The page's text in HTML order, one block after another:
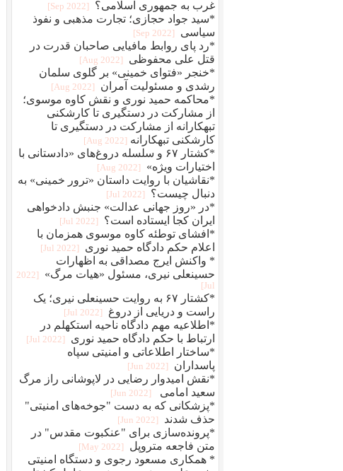
غرب به جمهوری اسلامی؟
[2022 Sep]
*سید جواد حجازی؛ تجارت مذهبی و نفوذ
سیاسی
[2022 Sep]
*رد پای روابط مافيایی صاحبان قدرت در
قتل علی محفوظی
[2022 Aug]
*خنجر «فتوای خمینی» بر گلوی سلمان
رشدی و مسئولیت آمران
[2022 Aug]
*محاکمه حمید نوری و نقش کاوه موسوی؛
از مشارکت در دستگیری تا کارشکنی
تبهکارانه از مشارکت در دستگیری تا
کارشکنی تبهکارانه [2022 Aug]
*کشتار ۶۷ و سلسله دروغ‌های «دادستانی با
اختیارات ویژه»
[2022 Aug]
*نقاشیان با روایت داستان «ترور خمینی» به
دنبال چیست؟
[2022 Jul]
*در «روز جهانی عدالت» جنبش دادخواهی
ایران کجا ایستاده است؟
[2022 Jul]
*افشای توطئه کاوه موسوی همزمان با
اعلام حکم دادگاه حمید نوری
[2022 Jul]
* واکنش ایرج مصداقی به اظهارات
حسینعلی نیری، مسئول «هیات مرگ»
[2022
Jul]
*کشتار ۶۷ به روایت حسینعلی نیری؛ یک
راست و دریایی از دروغ
[2022 Jul]
*اطلاعیه مهم دادگاه ناحیه استکهلم در
ارتباط با حکم دادگاه حمید نوری
[2022 Jul]
*ساختار اطلاعاتی و امنیتی سپاه
پاسداران
[2022 Jun]
*نقش امیدوار رضایی در لاپوشانی راز مرگ
سعید امامی
[2022 Jun]
*پزشکانی که به دست "جوخه‌های امنیتی"
حذف شدند
[2022 Jun]
*پرونده‌سازی برای "عنکبوت مقدس" در
متن فاجعه متروپل
[2022 May]
* همکاری مسعود رجوی و دستگاه امنیتی